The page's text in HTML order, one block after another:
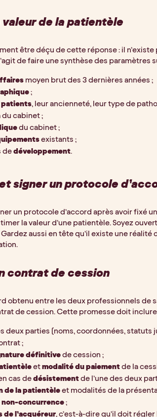
valeur de la patientèle
être déçu de cette réponse : il
de faire une synthèse des paramètres
moyen brut des 3 dernières années ;
;
patients, leur ancienneté, leur type de
du cabinet ;
du cabinet ;
existants ;
de développement.
signer un protocole
un protocole d’accord après avoir fixé
la valeur d’une patientèle. Soyez
aussi en tête qu’il existe une
contrat de cession
obtenu entre les deux professionnels
de cession. Cette promesse doit
deux parties (noms, coordonnées, statuts
;
définitive de cession ;
et modalité du paiement de la
cas de désistement de l’une des deux
de la patientèle et modalités de la
non-concurrence ;
de l’acquéreur, c’est-à-dire qu’il doit